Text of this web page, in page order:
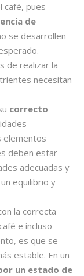
café, pues
de
se desarrollen
de realizar la
necesitan
correcto
elementos
deben estar
adecuadas y
equilibrio y
la correcta
e incluso
es que se
estable. En un
un estado de